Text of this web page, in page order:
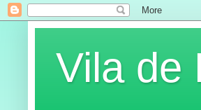
Vila de